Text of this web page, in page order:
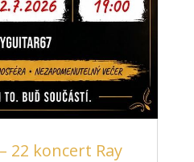
22 koncert Ray